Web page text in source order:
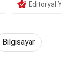
Editoryal
Bilgisayar